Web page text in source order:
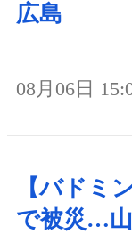
広島
08月06日
【バドミ
で被災…